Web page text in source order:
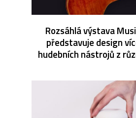
Rozsáhlá výstava
představuje design
hudebních nástrojů z